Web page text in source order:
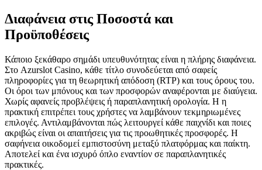
Διαφάνεια στις Ποσοστά και
Προϋποθέσεις
Κάποιο ξεκάθαρο σημάδι υπευθυνότητας είναι η πλήρης διαφάνεια.
Στο Azurslot Casino, κάθε τίτλο συνοδεύεται από σαφείς
πληροφορίες για τη θεωρητική απόδοση (RTP) και τους όρους του.
Οι όροι των μπόνους και των προσφορών αναφέρονται με διαύγεια.
Χωρίς αφανείς προβλέψεις ή παραπλανητική ορολογία. Η η
πρακτική επιτρέπει τους χρήστες να λαμβάνουν τεκμηριωμένες
επιλογές. Αντιλαμβάνονται πώς λειτουργεί κάθε παιχνίδι και ποιες
ακριβώς είναι οι απαιτήσεις για τις προωθητικές προσφορές. Η
σαφήνεια οικοδομεί εμπιστοσύνη μεταξύ πλατφόρμας και παίκτη.
Αποτελεί και ένα ισχυρό όπλο εναντίον σε παραπλανητικές
πρακτικές.